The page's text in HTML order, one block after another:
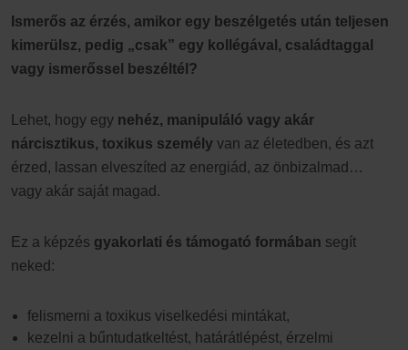
Ismerős az érzés, amikor egy beszélgetés után teljesen
kimerülsz, pedig „csak” egy kollégával, családtaggal
vagy ismerőssel beszéltél?
Lehet, hogy egy nehéz, manipuláló vagy akár
nárcisztikus, toxikus személy van az életedben, és azt
érzed, lassan elveszíted az energiád, az önbizalmad…
vagy akár saját magad.
Ez a képzés gyakorlati és támogató formában segít
neked:
felismerni a toxikus viselkedési mintákat,
kezelni a bűntudatkeltést, határátlépést, érzelmi